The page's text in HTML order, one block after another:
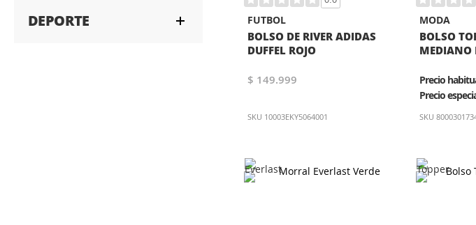
FUTBOL
BOLSO DE RIVER ADIDAS
DUFFEL ROJO
$ 149.999
SKU 10003EKY5064001
MODA
BOLSO
MEDIANO
Precio
Precio
SKU
DEPORTE